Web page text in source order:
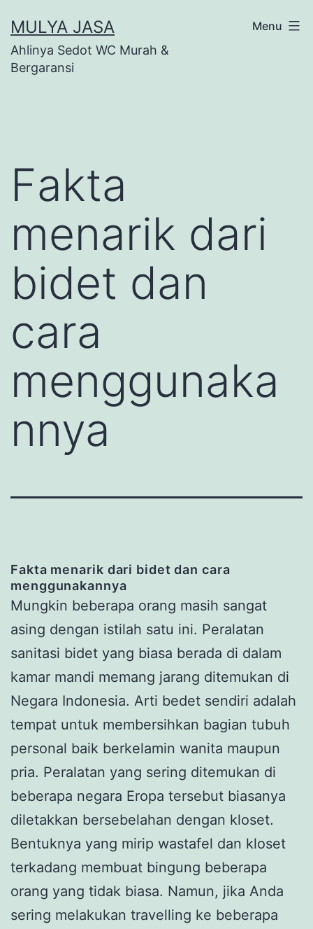
to
content
MULYA JASA
Ahlinya Sedot WC Murah &
Bergaransi
Menu
Fakta
menarik dari
bidet dan
cara
menggunaka
nnya
Fakta menarik dari bidet dan cara
menggunakannya
Mungkin beberapa orang masih sangat
asing dengan istilah satu ini. Peralatan
sanitasi bidet yang biasa berada di dalam
kamar mandi memang jarang ditemukan di
Negara Indonesia. Arti bedet sendiri adalah
tempat untuk membersihkan bagian tubuh
personal baik berkelamin wanita maupun
pria. Peralatan yang sering ditemukan di
beberapa negara Eropa tersebut biasanya
diletakkan bersebelahan dengan kloset.
Bentuknya yang mirip wastafel dan kloset
terkadang membuat bingung beberapa
orang yang tidak biasa. Namun, jika Anda
sering melakukan travelling ke beberapa